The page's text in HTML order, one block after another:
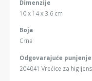
Dimenzije
10 x 14 x 3.6 cm
Boja
Crna
Odgovarajuće punjenje
204041 Vrećice za